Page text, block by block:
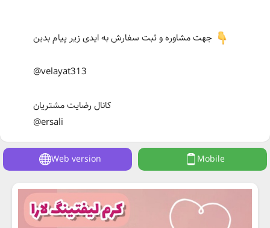
@velayat313
کانال رضایت مشتریان
@ersali
Web version Mobile